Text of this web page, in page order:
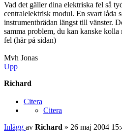
Vad det gäller dina elektriska fel så
centralelektrisk modul. En svart låda
instrumentbrädan längst till vänster.
samma problem, du kan kanske
fel (här på sidan)
Mvh Jonas
Upp
Richard
Citera
Citera
Inlägg av Richard » 26 maj 2004